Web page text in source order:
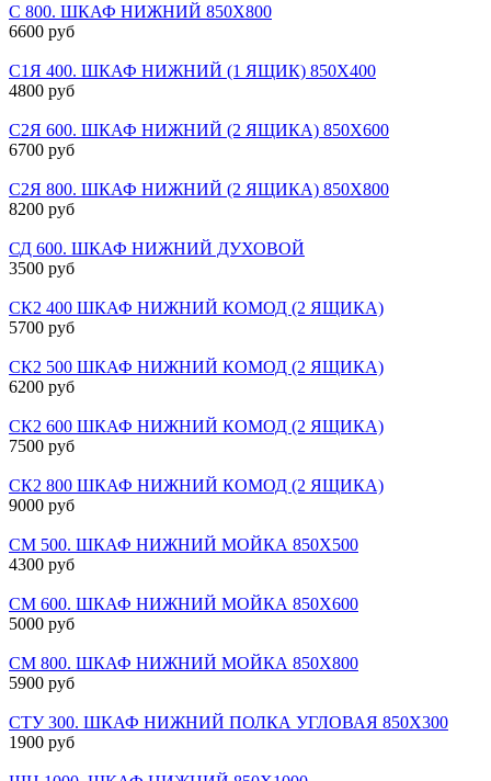
С 800. ШКАФ НИЖНИЙ 850Х800
6600 руб
С1Я 400. ШКАФ НИЖНИЙ (1 ЯЩИК) 850Х400
4800 руб
С2Я 600. ШКАФ НИЖНИЙ (2 ЯЩИКА) 850Х600
6700 руб
С2Я 800. ШКАФ НИЖНИЙ (2 ЯЩИКА) 850Х800
8200 руб
СД 600. ШКАФ НИЖНИЙ ДУХОВОЙ
3500 руб
СК2 400 ШКАФ НИЖНИЙ КОМОД (2 ЯЩИКА)
5700 руб
СК2 500 ШКАФ НИЖНИЙ КОМОД (2 ЯЩИКА)
6200 руб
СК2 600 ШКАФ НИЖНИЙ КОМОД (2 ЯЩИКА)
7500 руб
СК2 800 ШКАФ НИЖНИЙ КОМОД (2 ЯЩИКА)
9000 руб
СМ 500. ШКАФ НИЖНИЙ МОЙКА 850Х500
4300 руб
СМ 600. ШКАФ НИЖНИЙ МОЙКА 850Х600
5000 руб
СМ 800. ШКАФ НИЖНИЙ МОЙКА 850Х800
5900 руб
СТУ 300. ШКАФ НИЖНИЙ ПОЛКА УГЛОВАЯ 850Х300
1900 руб